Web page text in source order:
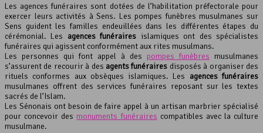
Les agences funéraires sont dotées de l’habilitation préfectorale pour
exercer leurs activités à Sens. Les pompes funèbres musulmanes sur
Sens guident les familles endeuillées dans les différentes étapes du
cérémonial. Les agences funéraires islamiques ont des spécialistes
funéraires qui agissent conformément aux rites musulmans.
Les personnes qui font appel à des pompes funèbres musulmanes
s’assurent de recourir à des agents funéraires disposés à organiser des
rituels conformes aux obsèques islamiques. Les agences funéraires
musulmanes offrent des services funéraires reposant sur les textes
sacrés de l’Islam.
Les Sénonais ont besoin de faire appel à un artisan marbrier spécialisé
pour concevoir des monuments funéraires compatibles avec la culture
musulmane.